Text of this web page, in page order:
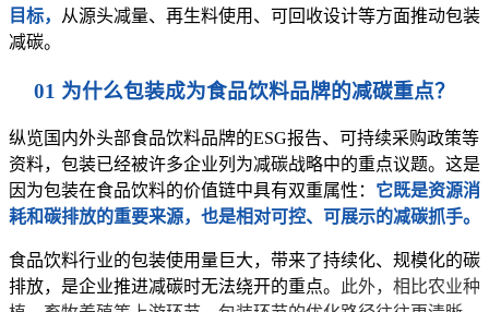
目标，
从源头减量、再生料使用、可回收设计等方面推动包装
减碳。
01 为什么包装成为食品饮料品牌的减碳重点？
纵览国内外头部食品饮料品牌的ESG报告、可持续采购政策等
资料，包装已经被许多企业列为减碳战略中的重点议题。这是
因为包装在食品饮料的价值链中具有双重属性： 它既是资源消
耗和碳排放的重要来源，也是相对可控、可展示的减碳抓手。
食品饮料行业的包装使用量巨大，带来了持续化、规模化的碳
排放，是企业推进减碳时无法绕开的重点。
此外，相比农业种